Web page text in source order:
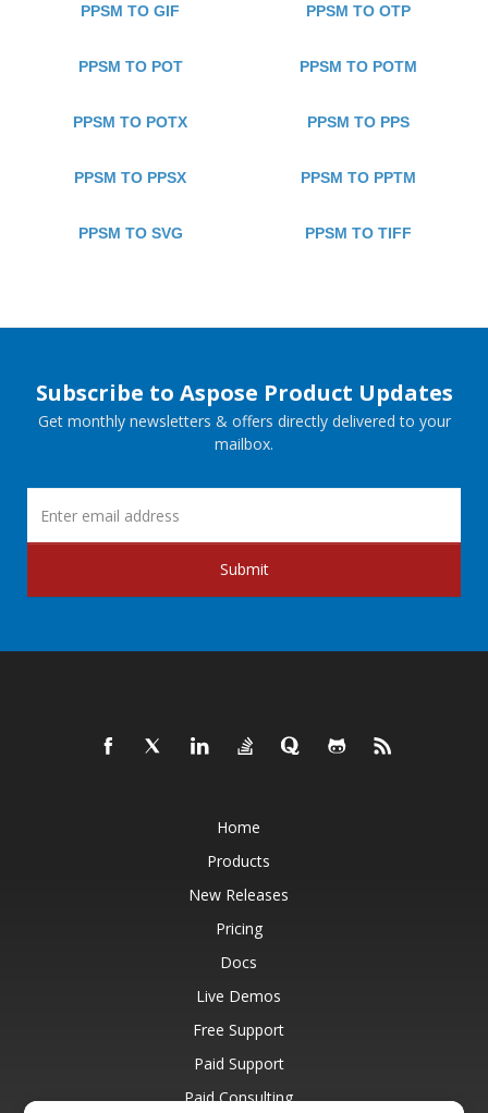
PPSM TO GIF PPSM TO OTP
PPSM TO POT PPSM TO POTM
PPSM TO POTX PPSM TO PPS
PPSM TO PPSX PPSM TO PPTM
PPSM TO SVG PPSM TO TIFF
Subscribe to Aspose Product Updates
Get monthly newsletters & offers directly delivered to your
mailbox.
Submit
Home
Products
New Releases
Pricing
Docs
Live Demos
Free Support
Paid Support
Paid Consulting